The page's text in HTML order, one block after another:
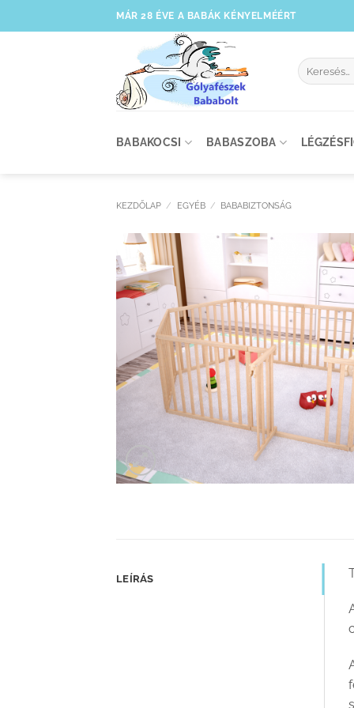
to
MÁR 28 ÉVE A BABÁK KÉNYELMÉÉRT
Keresés
a
BABAKOCSI BABASZOBA
KEZDŐLAP / EGYÉB / BABABIZTONSÁG
LEÍRÁS